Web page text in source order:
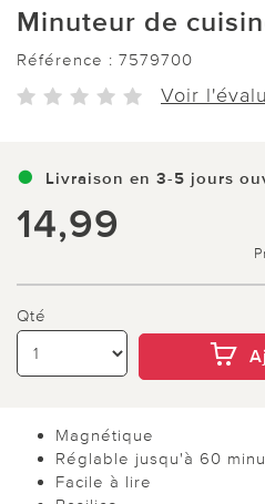
Minuteur de
Référence : 7579700
Voir
Livraison en 3-5 jours
14,99
Qté
Magnétique
Réglable jusqu'à 60
Facile à lire